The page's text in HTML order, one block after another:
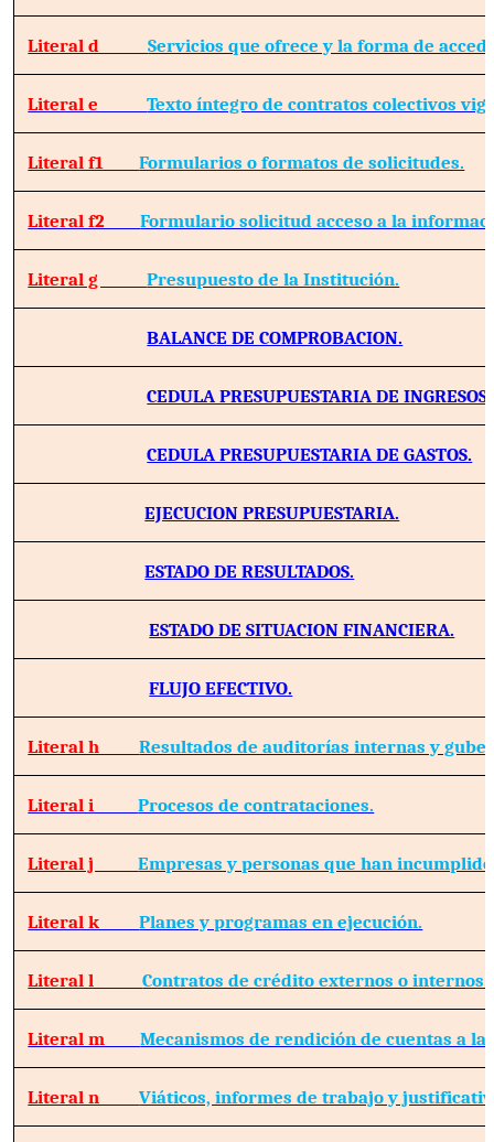
Literal dServicios que ofrece y la forma de
Literal eTexto íntegro de contratos colectivos
Literal f1Formularios o formatos de solicitudes.
Literal f2Formulario solicitud acceso a la
Literal gPresupuesto de la Institución.
BALANCE DE COMPROBACION.
CEDULA PRESUPUESTARIA DE INGRESOS.
CEDULA PRESUPUESTARIA DE GASTOS.
EJECUCION PRESUPUESTARIA.
ESTADO DE RESULTADOS.
ESTADO DE SITUACION FINANCIERA.
FLUJO EFECTIVO.
Literal hResultados de auditorías internas y
Literal iProcesos de contrataciones.
Literal jEmpresas y personas que han
Literal kPlanes y programas en ejecución.
Literal lContratos de crédito externos o internos.
Literal mMecanismos de rendición de cuentas a la
Literal nViáticos, informes de trabajo y